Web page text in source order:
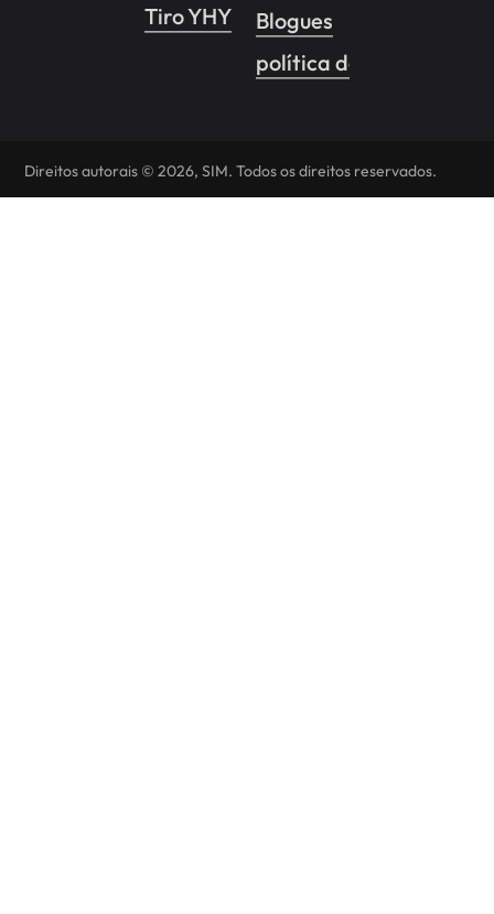
Tiro YHY
Blogues
política de Privacidade
Direitos autorais © 2026, SIM. Todos os direitos reservados.